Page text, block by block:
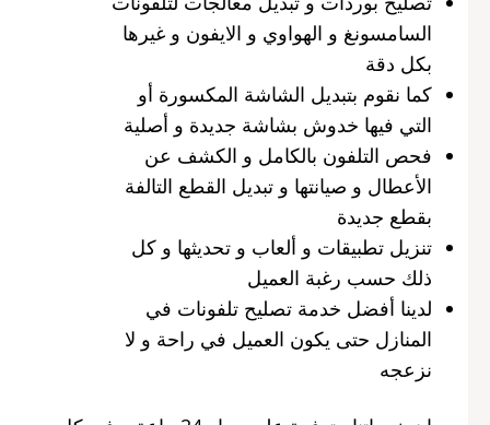
السامسونغ و الهواوي و الايفون و غيرها
بكل دقة
كما نقوم بتبديل الشاشة المكسورة أو
التي فيها خدوش بشاشة جديدة و أصلية
فحص التلفون بالكامل و الكشف عن
الأعطال و صيانتها و تبديل القطع التالفة
بقطع جديدة
تنزيل تطبيقات و ألعاب و تحديثها و كل
ذلك حسب رغبة العميل
لدينا أفضل خدمة تصليح تلفونات في
المنازل حتى يكون العميل في راحة و لا
نزعجه